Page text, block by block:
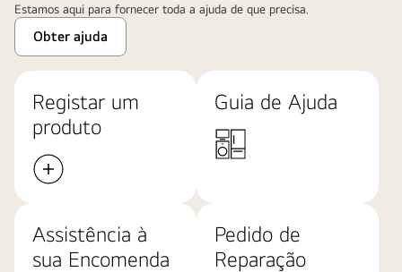
isenção
responsabilidade
diz
seguinte:
“Fonte:
Omdia.
Envios
unitários,
Estamos aqui para fornecer toda a ajuda de que precisa.
Obter ajuda
Registar um
produto
Guia de Ajuda
Assistência à
sua Encomenda
Pedido de
Reparação